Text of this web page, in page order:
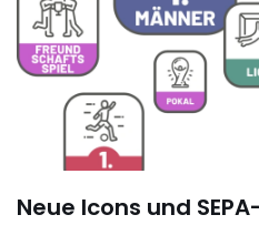
Neue Icons und